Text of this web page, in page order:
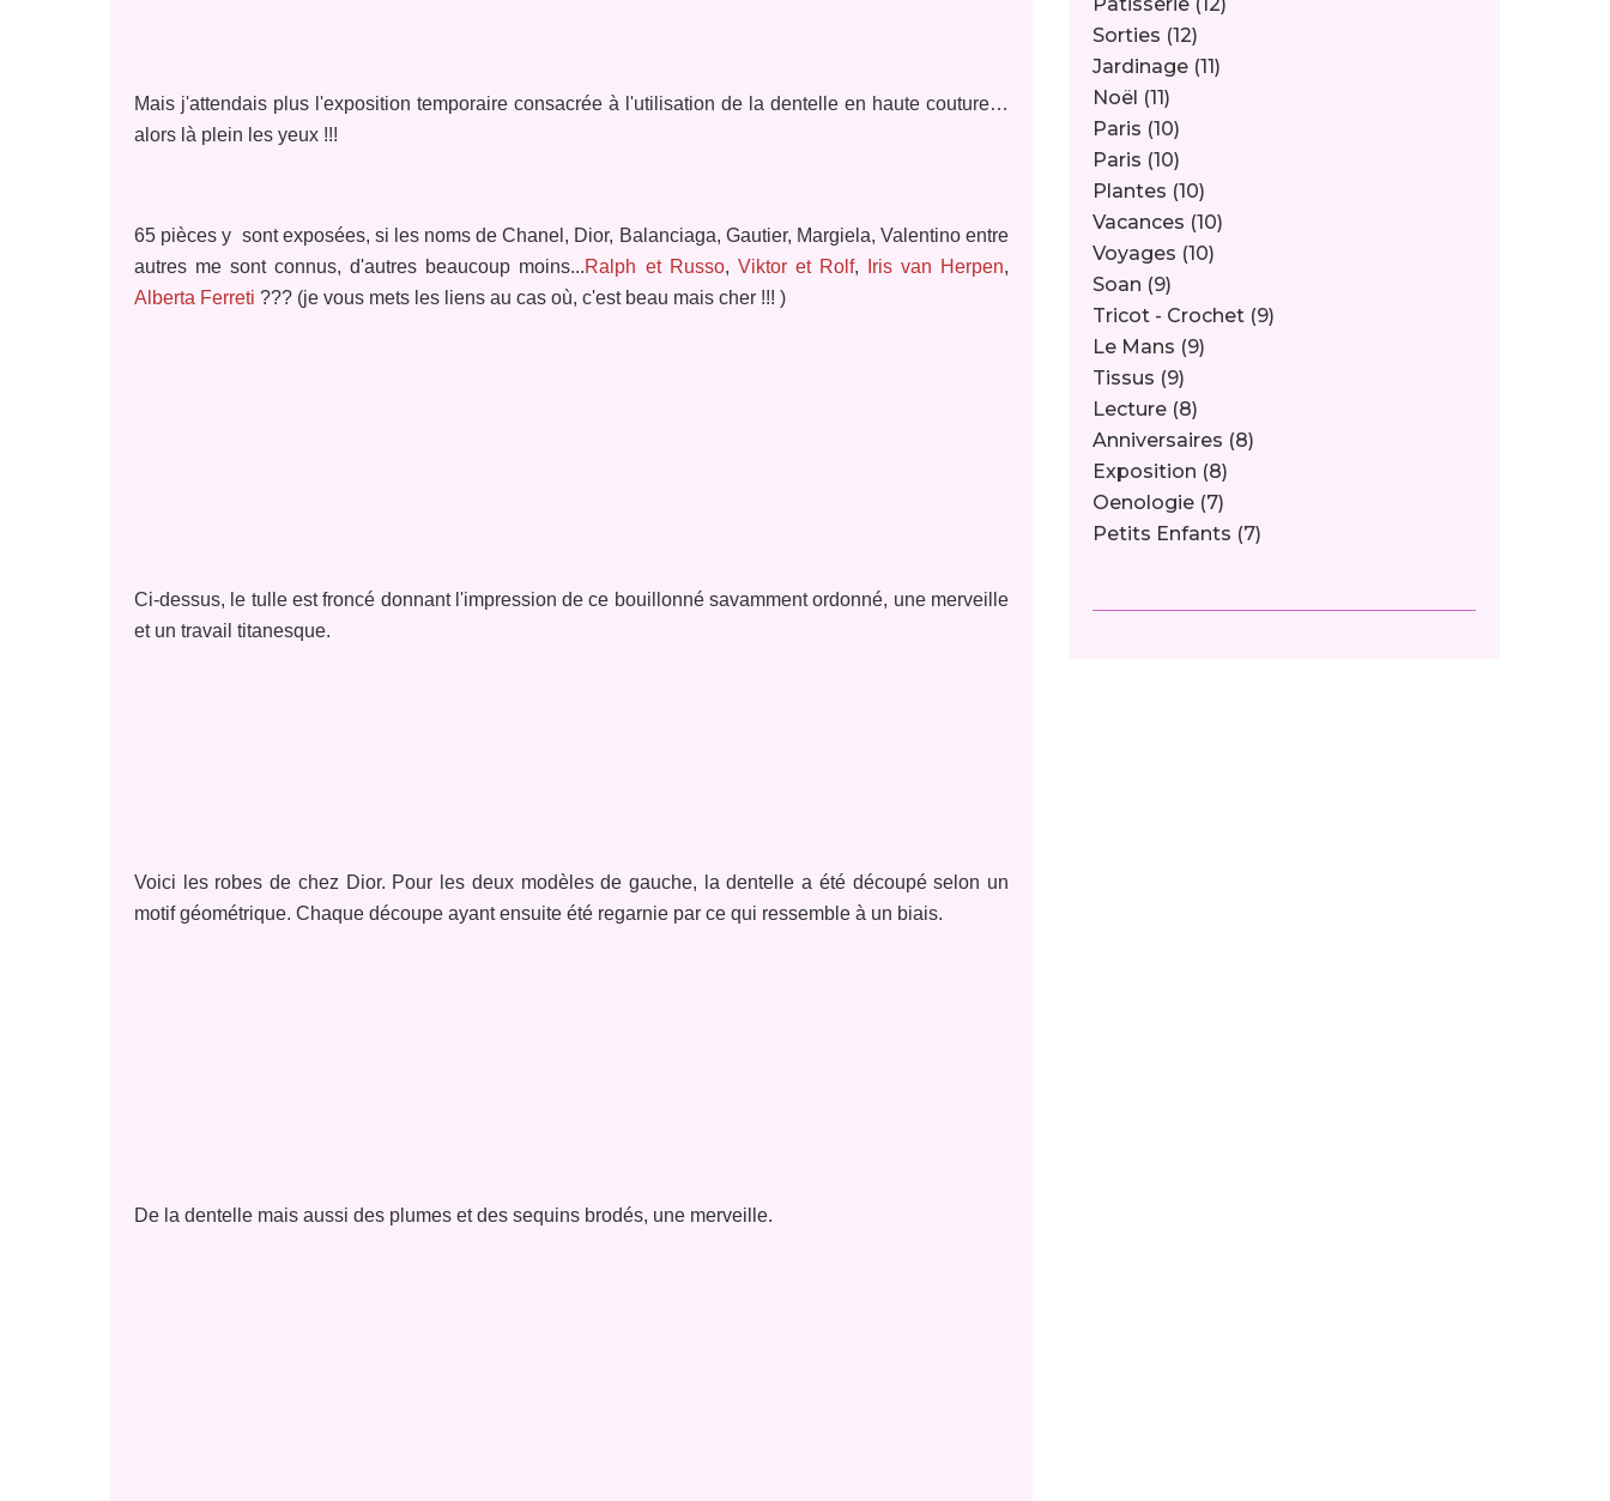
Mais j'attendais plus l'exposition temporaire consacrée à l'utilisation de la dentelle en haute couture…
alors là plein les yeux !!!
65 pièces y sont exposées, si les noms de Chanel, Dior, Balanciaga, Gautier, Margiela, Valentino entre
autres me sont connus, d'autres beaucoup moins...Ralph et Russo, Viktor et Rolf, Iris van Herpen,
Alberta Ferreti ??? (je vous mets les liens au cas où, c'est beau mais cher !!! )
Ci-dessus, le tulle est froncé donnant l'impression de ce bouillonné savamment ordonné, une merveille
et un travail titanesque.
Voici les robes de chez Dior. Pour les deux modèles de gauche, la dentelle a été découpé selon un
motif géométrique. Chaque découpe ayant ensuite été regarnie par ce qui ressemble à un biais.
De la dentelle mais aussi des plumes et des sequins brodés, une merveille.
Sorties (12)
Jardinage (11)
Noël (11)
Paris (10)
Paris (10)
Plantes (10)
Vacances (10)
Voyages (10)
Soan (9)
Tricot - Crochet (9)
Le Mans (9)
Tissus (9)
Lecture (8)
Anniversaires (8)
Exposition (8)
Oenologie (7)
Petits Enfants (7)